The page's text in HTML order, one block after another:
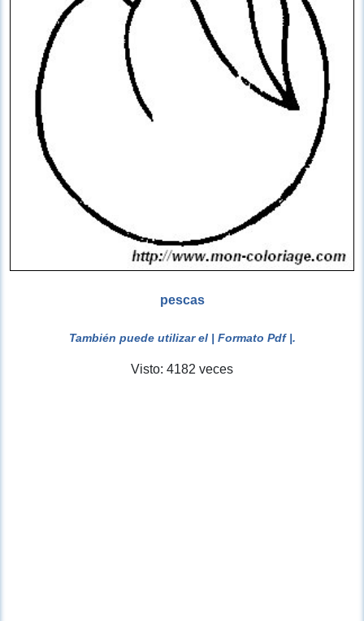
pescas
También puede utilizar el | Formato Pdf |.
Visto: 4182 veces